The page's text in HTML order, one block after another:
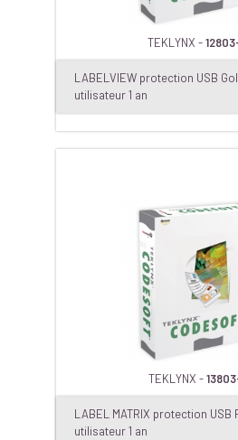
TEKLYNX -
LABELVIEW protection USB
utilisateur 1 an
TEKLYNX -
LABEL MATRIX protection USB
utilisateur 1 an